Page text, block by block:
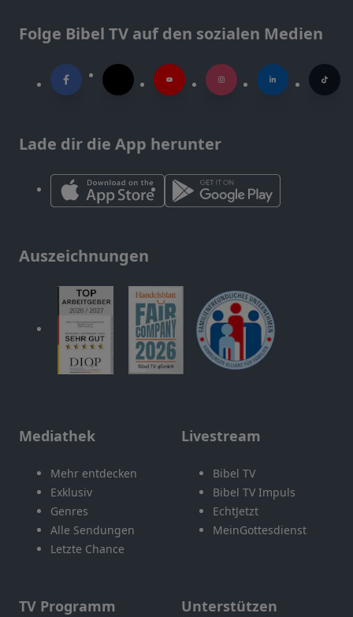
Folge Bibel TV auf den sozialen Medien
Lade dir die App herunter
Auszeichnungen
Mediathek
Mehr entdecken
Exklusiv
Genres
Alle Sendungen
Letzte Chance
Livestream
Bibel TV
Bibel TV Impuls
EchtJetzt
MeinGottesdienst
TV Programm Unterstützen